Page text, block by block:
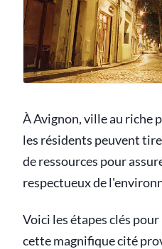
À Avignon, ville au riche
les résidents peuvent
de ressources pour
respectueux de
Voici les étapes clés
cette magnifique cité